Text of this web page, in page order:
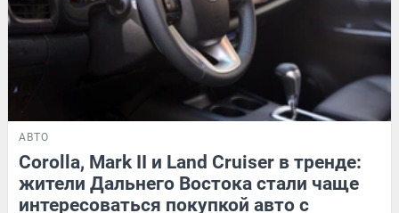
АВТО
Corolla, Mark II и Land Cruiser в тренде:
жители Дальнего Востока стали чаще
интересоваться покупкой авто с